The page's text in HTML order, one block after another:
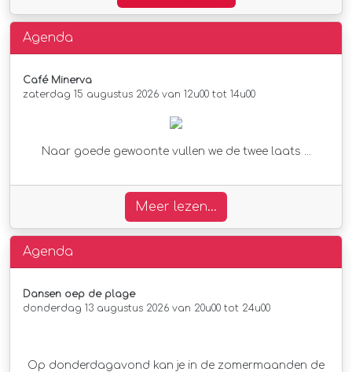
Agenda
Café Minerva
zaterdag 15 augustus 2026 van 12u00 tot 14u00
Naar goede gewoonte vullen we de twee laats ...
Meer lezen...
Agenda
Dansen oep de plage
donderdag 13 augustus 2026 van 20u00 tot 24u00
Op donderdagavond kan je in de zomermaanden de